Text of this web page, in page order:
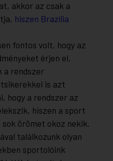
akkor az csak a
hiszen Brazília
fontos volt, hogy az
érjen el,
a rendszer
is azt
hogy a rendszer az
hiszen a sport
örömet okoz nekik.
találkozunk olyan
sportolóink